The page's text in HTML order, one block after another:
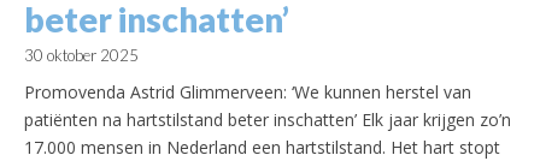
beter inschatten’
30 oktober 2025
Promovenda Astrid Glimmerveen: ‘We kunnen herstel van
patiënten na hartstilstand beter inschatten’ Elk jaar krijgen zo’n
17.000 mensen in Nederland een hartstilstand. Het hart stopt